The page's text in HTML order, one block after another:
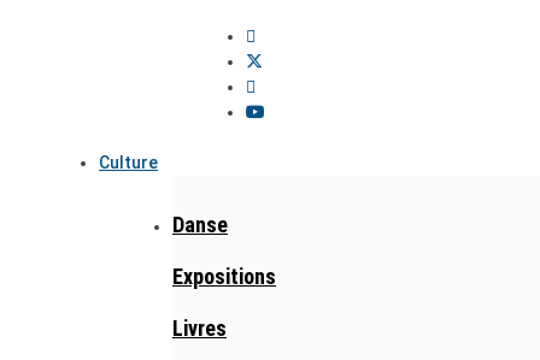
Culture
Danse
Expositions
Livres